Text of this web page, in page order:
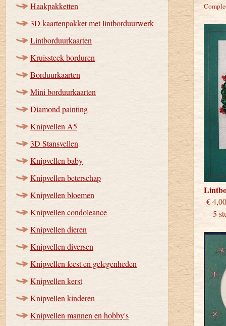
Haakpakketten
3D kaartenpakket met lintborduurwerk
Lintborduurkaarten
Kruissteek borduren
Borduurkaarten
Mini borduurkaarten
Diamond painting
Knipvellen A5
3D Stansvellen
Knipvellen baby
Knipvellen beterschap
Knipvellen bloemen
Knipvellen condoleance
Knipvellen dieren
Knipvellen diversen
Knipvellen feest en gelegenheden
Knipvellen kerst
Knipvellen kinderen
Knipvellen mannen en hobby's
5